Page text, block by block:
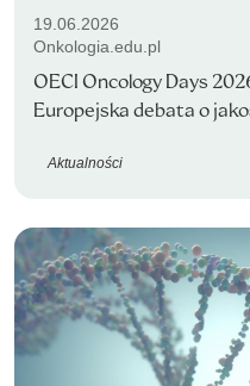
19.06.2026
Onkologia.edu.pl
OECI Oncology Days
Europejska debata o
Aktualności